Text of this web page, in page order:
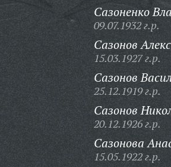
Сазоненко
09.07.1932 г.р.
Сазонов
15.03.1927 г.р.
Сазонов
25.12.1919 г.р.
Сазонов
20.12.1926 г.р.
Сазонова
15.05.1922 г.р.